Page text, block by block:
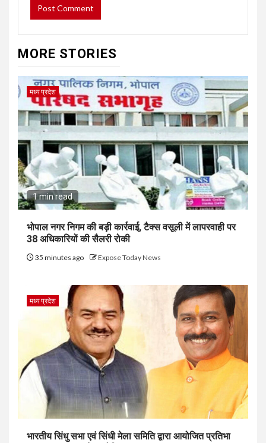
MORE STORIES
मध्य प्रदेश
1 min read
भोपाल नगर निगम की बड़ी कार्रवाई, टैक्स वसूली में लापरवाही पर
38 अधिकारियों की सैलरी रोकी
35 minutes ago Expose Today News
मध्य प्रदेश
भारतीय सिंधु सभा एवं सिंधी मेला समिति द्वारा आयोजित प्रतिभा